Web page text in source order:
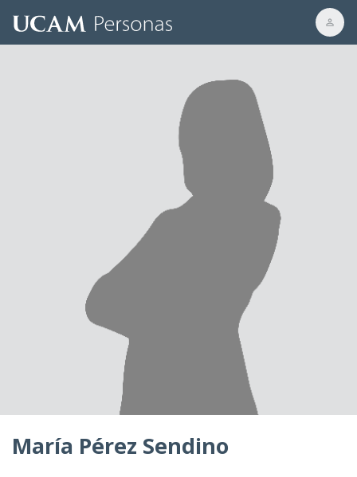
María Pérez Sendino